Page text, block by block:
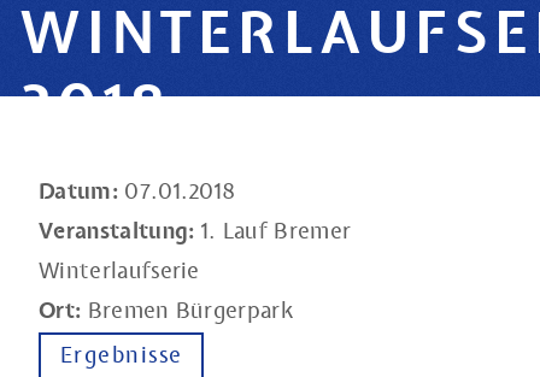
2018
Datum:07.01.2018
Veranstaltung: 1. Lauf Bremer
Winterlaufserie
Ort: Bremen Bürgerpark
Ergebnisse